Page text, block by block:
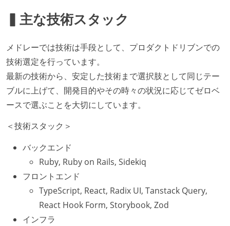
▍主な技術スタック
メドレーでは技術は手段として、プロダクトドリブンでの
技術選定を行っています。
最新の技術から、安定した技術まで選択肢として同じテー
ブルに上げて、開発目的やその時々の状況に応じてゼロベ
ースで選ぶことを大切にしています。
＜技術スタック＞
バックエンド
Ruby, Ruby on Rails, Sidekiq
フロントエンド
TypeScript, React, Radix UI, Tanstack Query,
React Hook Form, Storybook, Zod
インフラ